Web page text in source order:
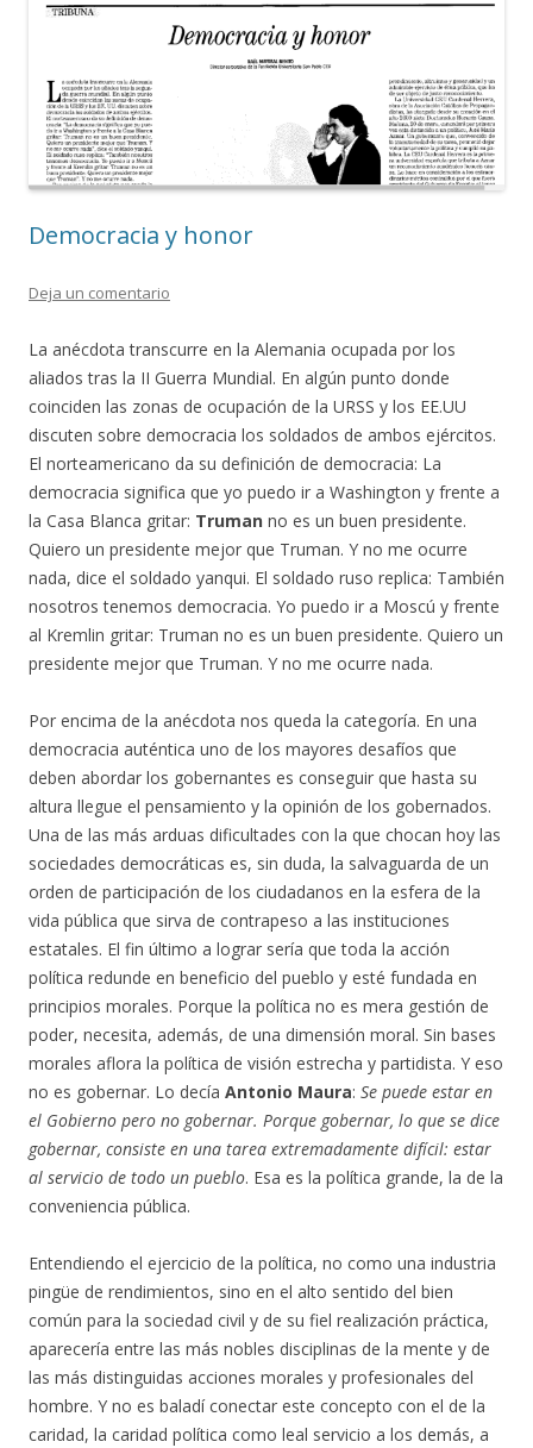
Democracia y honor
Deja un comentario
La anécdota transcurre en la Alemania ocupada por los
aliados tras la II Guerra Mundial. En algún punto donde
coinciden las zonas de ocupación de la URSS y los EE.UU
discuten sobre democracia los soldados de ambos ejércitos.
El norteamericano da su definición de democracia: La
democracia significa que yo puedo ir a Washington y frente a
la Casa Blanca gritar: Truman no es un buen presidente.
Quiero un presidente mejor que Truman. Y no me ocurre
nada, dice el soldado yanqui. El soldado ruso replica: También
nosotros tenemos democracia. Yo puedo ir a Moscú y frente
al Kremlin gritar: Truman no es un buen presidente. Quiero un
presidente mejor que Truman. Y no me ocurre nada.
Por encima de la anécdota nos queda la categoría. En una
democracia auténtica uno de los mayores desafíos que
deben abordar los gobernantes es conseguir que hasta su
altura llegue el pensamiento y la opinión de los gobernados.
Una de las más arduas dificultades con la que chocan hoy las
sociedades democráticas es, sin duda, la salvaguarda de un
orden de participación de los ciudadanos en la esfera de la
vida pública que sirva de contrapeso a las instituciones
estatales. El fin último a lograr sería que toda la acción
política redunde en beneficio del pueblo y esté fundada en
principios morales. Porque la política no es mera gestión de
poder, necesita, además, de una dimensión moral. Sin bases
morales aflora la política de visión estrecha y partidista. Y eso
no es gobernar. Lo decía Antonio Maura: Se puede estar en
el Gobierno pero no gobernar. Porque gobernar, lo que se dice
gobernar, consiste en una tarea extremadamente difícil: estar
al servicio de todo un pueblo. Esa es la política grande, la de la
conveniencia pública.
Entendiendo el ejercicio de la política, no como una industria
pingüe de rendimientos, sino en el alto sentido del bien
común para la sociedad civil y de su fiel realización práctica,
aparecería entre las más nobles disciplinas de la mente y de
las más distinguidas acciones morales y profesionales del
hombre. Y no es baladí conectar este concepto con el de la
caridad, la caridad política como leal servicio a los demás, a